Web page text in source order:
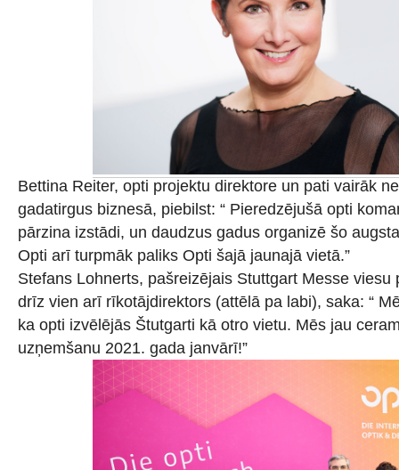
Bettina Reiter, opti projektu direktore un pati vairāk
gadatirgus biznesā, piebilst: “ Pieredzējušā opti
pārzina izstādi, un daudzus gadus organizē šo
Opti arī turpmāk paliks Opti šajā jaunajā vietā.”
Stefans Lohnerts, pašreizējais Stuttgart Messe viesu
drīz vien arī rīkotājdirektors (attēlā pa labi), saka: “
ka opti izvēlējās Štutgarti kā otro vietu. Mēs jau
uzņemšanu 2021. gada janvārī!”